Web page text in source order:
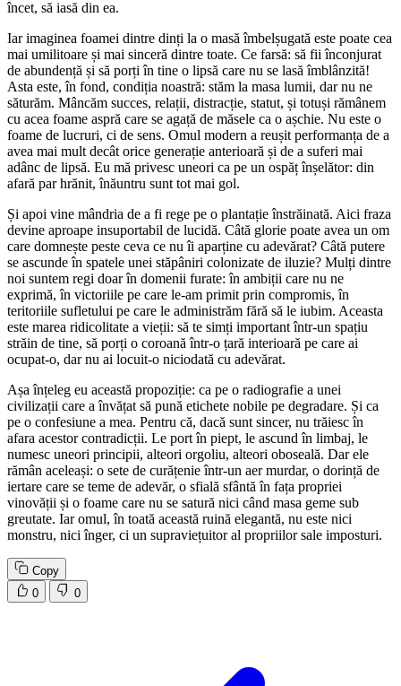
încet, să iasă din ea.
Iar imaginea foamei dintre dinți la o masă îmbelșugată este poate cea
mai umilitoare și mai sinceră dintre toate. Ce farsă: să fii înconjurat
de abundență și să porți în tine o lipsă care nu se lasă îmblânzită!
Asta este, în fond, condiția noastră: stăm la masa lumii, dar nu ne
săturăm. Mâncăm succes, relații, distracție, statut, și totuși rămânem
cu acea foame aspră care se agață de măsele ca o așchie. Nu este o
foame de lucruri, ci de sens. Omul modern a reușit performanța de a
avea mai mult decât orice generație anterioară și de a suferi mai
adânc de lipsă. Eu mă privesc uneori ca pe un ospăț înșelător: din
afară par hrănit, înăuntru sunt tot mai gol.
Și apoi vine mândria de a fi rege pe o plantație înstrăinată. Aici fraza
devine aproape insuportabil de lucidă. Câtă glorie poate avea un om
care domnește peste ceva ce nu îi aparține cu adevărat? Câtă putere
se ascunde în spatele unei stăpâniri colonizate de iluzie? Mulți dintre
noi suntem regi doar în domenii furate: în ambiții care nu ne
exprimă, în victoriile pe care le-am primit prin compromis, în
teritoriile sufletului pe care le administrăm fără să le iubim. Aceasta
este marea ridicolitate a vieții: să te simți important într-un spațiu
străin de tine, să porți o coroană într-o țară interioară pe care ai
ocupat-o, dar nu ai locuit-o niciodată cu adevărat.
Așa înțeleg eu această propoziție: ca pe o radiografie a unei
civilizații care a învățat să pună etichete nobile pe degradare. Și ca
pe o confesiune a mea. Pentru că, dacă sunt sincer, nu trăiesc în
afara acestor contradicții. Le port în piept, le ascund în limbaj, le
numesc uneori principii, alteori orgoliu, alteori oboseală. Dar ele
rămân aceleași: o sete de curățenie într-un aer murdar, o dorință de
iertare care se teme de adevăr, o sfială sfântă în fața propriei
vinovății și o foame care nu se satură nici când masa geme sub
greutate. Iar omul, în toată această ruină elegantă, nu este nici
monstru, nici înger, ci un supraviețuitor al propriilor sale imposturi.
Copy
0
0